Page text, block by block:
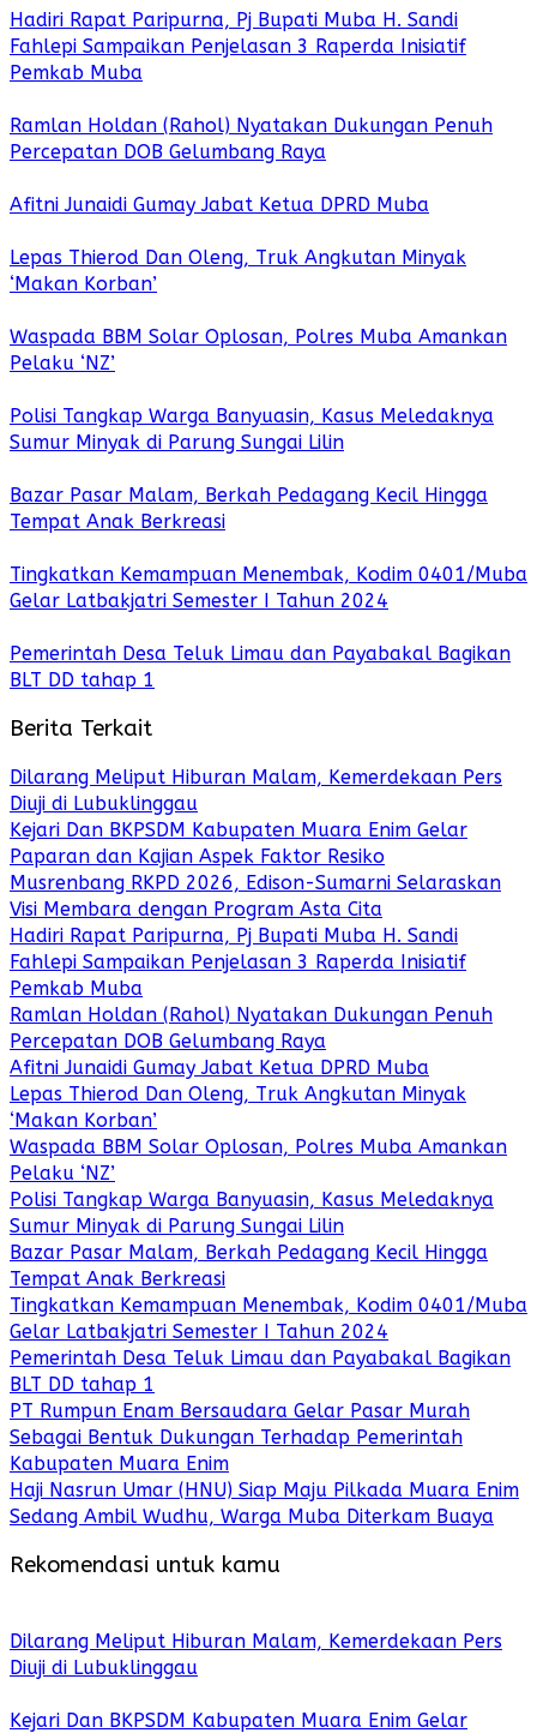
Hadiri Rapat Paripurna, Pj Bupati Muba H. Sandi
Fahlepi Sampaikan Penjelasan 3 Raperda Inisiatif
Pemkab Muba
Ramlan Holdan (Rahol) Nyatakan Dukungan Penuh
Percepatan DOB Gelumbang Raya
Afitni Junaidi Gumay Jabat Ketua DPRD Muba
Lepas Thierod Dan Oleng, Truk Angkutan Minyak
‘Makan Korban’
Waspada BBM Solar Oplosan, Polres Muba Amankan
Pelaku ‘NZ’
Polisi Tangkap Warga Banyuasin, Kasus Meledaknya
Sumur Minyak di Parung Sungai Lilin
Bazar Pasar Malam, Berkah Pedagang Kecil Hingga
Tempat Anak Berkreasi
Tingkatkan Kemampuan Menembak, Kodim 0401/Muba
Gelar Latbakjatri Semester I Tahun 2024
Pemerintah Desa Teluk Limau dan Payabakal Bagikan
BLT DD tahap 1
Berita Terkait
Dilarang Meliput Hiburan Malam, Kemerdekaan Pers
Diuji di Lubuklinggau
Kejari Dan BKPSDM Kabupaten Muara Enim Gelar
Paparan dan Kajian Aspek Faktor Resiko
Musrenbang RKPD 2026, Edison-Sumarni Selaraskan
Visi Membara dengan Program Asta Cita
Hadiri Rapat Paripurna, Pj Bupati Muba H. Sandi
Fahlepi Sampaikan Penjelasan 3 Raperda Inisiatif
Pemkab Muba
Ramlan Holdan (Rahol) Nyatakan Dukungan Penuh
Percepatan DOB Gelumbang Raya
Afitni Junaidi Gumay Jabat Ketua DPRD Muba
Lepas Thierod Dan Oleng, Truk Angkutan Minyak
‘Makan Korban’
Waspada BBM Solar Oplosan, Polres Muba Amankan
Pelaku ‘NZ’
Polisi Tangkap Warga Banyuasin, Kasus Meledaknya
Sumur Minyak di Parung Sungai Lilin
Bazar Pasar Malam, Berkah Pedagang Kecil Hingga
Tempat Anak Berkreasi
Tingkatkan Kemampuan Menembak, Kodim 0401/Muba
Gelar Latbakjatri Semester I Tahun 2024
Pemerintah Desa Teluk Limau dan Payabakal Bagikan
BLT DD tahap 1
PT Rumpun Enam Bersaudara Gelar Pasar Murah
Sebagai Bentuk Dukungan Terhadap Pemerintah
Kabupaten Muara Enim
Haji Nasrun Umar (HNU) Siap Maju Pilkada Muara Enim
Sedang Ambil Wudhu, Warga Muba Diterkam Buaya
Rekomendasi untuk kamu
Dilarang Meliput Hiburan Malam, Kemerdekaan Pers
Diuji di Lubuklinggau
Kejari Dan BKPSDM Kabupaten Muara Enim Gelar